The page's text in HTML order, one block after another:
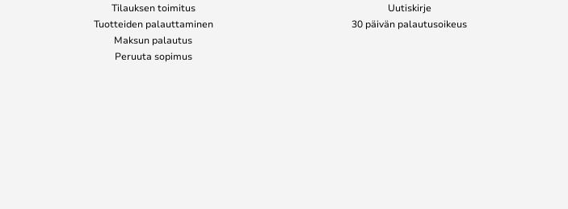
Tilauksen toimitus
Tuotteiden palauttaminen
Maksun palautus
Peruuta sopimus
Uutiskirje
30 päivän palautusoikeus